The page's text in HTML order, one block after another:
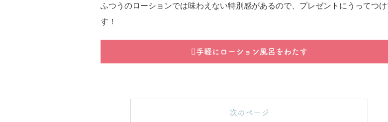
ふつうのローションでは味わえない特別感があるので、プレゼントにうってつ
す！
手軽にローション風呂をわたす
次のページ